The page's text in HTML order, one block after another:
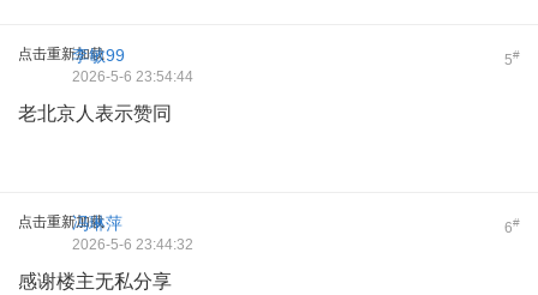
点击重新加载 5#
李敏99
2026-5-6 23:54:44
老北京人表示赞同
点击重新加载 6#
冯琳萍
2026-5-6 23:44:32
感谢楼主无私分享